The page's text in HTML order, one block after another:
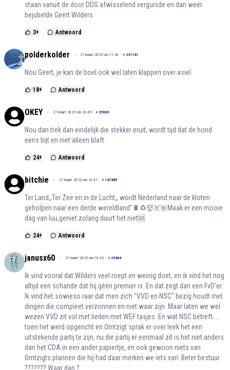
staan vanuit de door DDS afwisselend verguisde en dan weer
bejubelde Geert Wilders.
3+ Antwoord
polderkolder 27 maart 2025 om 11:28 + 231141
Nou Geert, je kan de boel ook wel laten klappen over asiel.
18+ Antwoord
OKEY 27 maart 2025 om 10:49 + 35000
Nou dan trek dan eindelijk die stekker eruit, wordt tijd dat de hond
eens bijt en niet alleen blaft.
24+ Antwoord
bitchie 27 maart 2025 om 10:47 + 147485
Ter Land,,Ter Zee en in de Lucht,, wordt Nederland naar de kloten
geholpen naar een derde wereldland’’🔋♻️👹☠️🚨Maak er een mooie
dag van luu,geniet zolang duurt het niet🆘
24+ Antwoord
janusx60 27 maart 2025 om 10:45 + 29404
Ik vind vooral dat Wilders veel roept en weinig doet, en ik vind het nog
altijd een schande dat hij géén premier is. En dat zegt dan een FvD'er.
Ik vind het sowieso raar dat men zich "VVD en NSC" bezig houdt met
dingen die compleet verzonnen en niet waar zijn. Maar laten we wel
wezen VVD zit vol met lieden met WEF tasjes. En wat NSC betreft.....
toen het werd opgericht en Omtzigt sprak er over leek het een
uitstekende partij te zijn, nu die partij er eenmaal zit is het niet anders
dan het CDA in een ander papiertje, en ook gewoon niets van
Omtzigts plannen die hij had daar merken we iets van. Beter bestuur
??????? Waar dan ?